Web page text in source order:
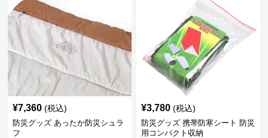
¥7,360 (税込)
防災グッズ あったか防災シュラ
フ
¥3,780 (税込)
防災グッズ 携帯防寒シート 防災
用コンパクト収納